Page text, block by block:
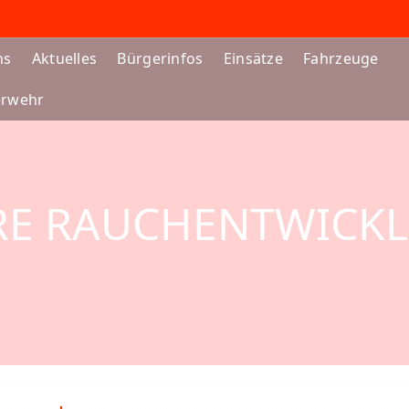
Aktuelles Bürgerinfos Einsätze Fahrzeuge